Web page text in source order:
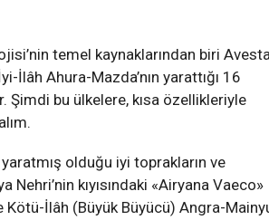
temel kaynaklarından biri
İlâh Ahura-Mazda’nın yarattığı 16
Şimdi bu ülkelere, kısa özellikleriyle
yaratmış olduğu iyi toprakların ve
Nehri’nin kıyısındaki «Airyana Vaeco»
Kötü-İlâh (Büyük Büyücü) Angra-